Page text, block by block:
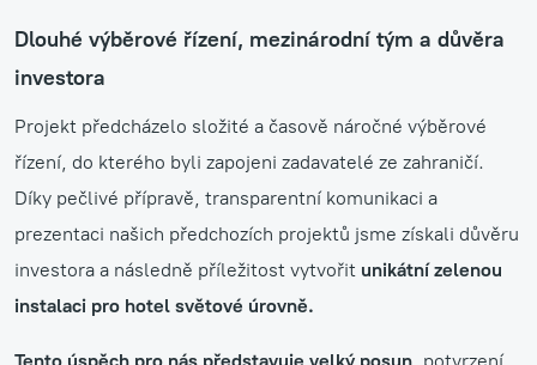
Dlouhé výběrové řízení, mezinárodní tým a důvěra
investora
Projekt předcházelo složité a časově náročné výběrové
řízení, do kterého byli zapojeni zadavatelé ze zahraničí.
Díky pečlivé přípravě, transparentní komunikaci a
prezentaci našich předchozích projektů jsme získali důvěru
investora a následně příležitost vytvořit unikátní zelenou
instalaci pro hotel světové úrovně.